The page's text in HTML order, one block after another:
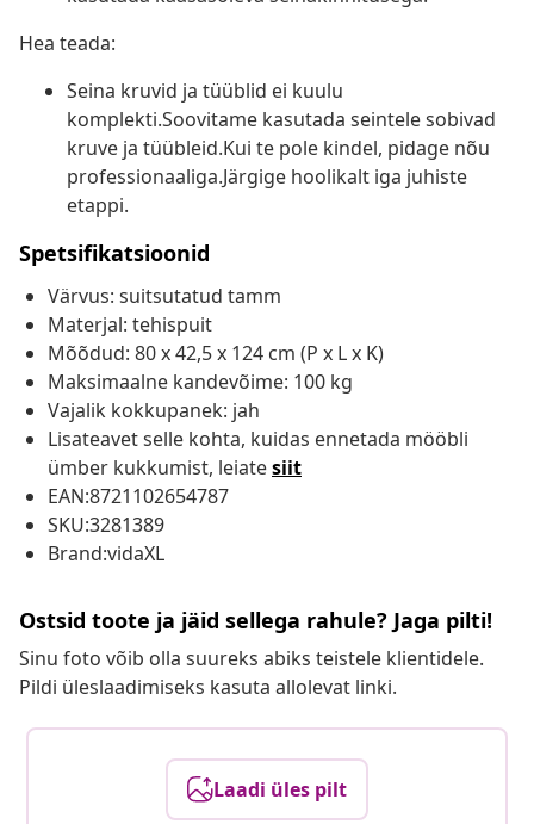
Hea teada:
Seina kruvid ja tüüblid ei kuulu
komplekti.Soovitame kasutada seintele sobivad
kruve ja tüübleid.Kui te pole kindel, pidage nõu
professionaaliga.Järgige hoolikalt iga juhiste
etappi.
Spetsifikatsioonid
Värvus: suitsutatud tamm
Materjal: tehispuit
Mõõdud: 80 x 42,5 x 124 cm (P x L x K)
Maksimaalne kandevõime: 100 kg
Vajalik kokkupanek: jah
Lisateavet selle kohta, kuidas ennetada mööbli
ümber kukkumist, leiatesiit
EAN:8721102654787
SKU:3281389
Brand:vidaXL
Ostsid toote ja jäid sellega rahule? Jaga pilti!
Sinu foto võib olla suureks abiks teistele klientidele.
Pildi üleslaadimiseks kasuta allolevat linki.
Laadi üles pilt